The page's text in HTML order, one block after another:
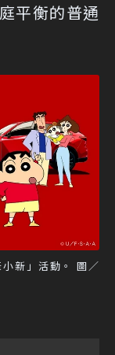
平衡的普通
新」活動。 圖／